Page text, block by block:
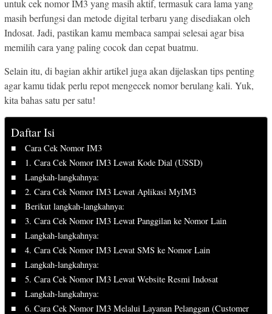
untuk cek nomor IM3 yang masih aktif, termasuk cara lama yang
masih berfungsi dan metode digital terbaru yang disediakan oleh
Indosat. Jadi, pastikan kamu membaca sampai selesai agar bisa
memilih cara yang paling cocok dan cepat buatmu.
Selain itu, di bagian akhir artikel juga akan dijelaskan tips penting
agar kamu tidak perlu repot mengecek nomor berulang kali. Yuk,
kita bahas satu per satu!
Daftar Isi
Cara Cek Nomor IM3
1. Cara Cek Nomor IM3 Lewat Kode Dial (USSD)
Langkah-langkahnya:
2. Cara Cek Nomor IM3 Lewat Aplikasi MyIM3
Berikut langkah-langkahnya:
3. Cara Cek Nomor IM3 Lewat Panggilan ke Nomor Lain
Langkah-langkahnya:
4. Cara Cek Nomor IM3 Lewat SMS ke Nomor Lain
Langkah-langkahnya:
5. Cara Cek Nomor IM3 Lewat Website Resmi Indosat
Langkah-langkahnya:
6. Cara Cek Nomor IM3 Melalui Layanan Pelanggan (Customer